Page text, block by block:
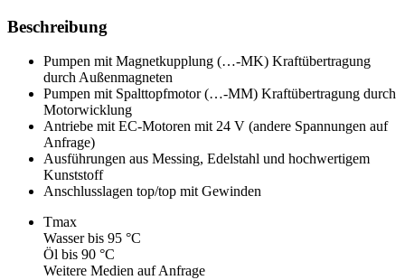
Beschreibung
Pumpen mit Magnetkupplung (…-MK) Kraftübertragung
durch Außenmagneten
Pumpen mit Spalttopfmotor (…-MM) Kraftübertragung durch
Motorwicklung
Antriebe mit EC-Motoren mit 24 V (andere Spannungen auf
Anfrage)
Ausführungen aus Messing, Edelstahl und hochwertigem
Kunststoff
Anschlusslagen top/top mit Gewinden
Tmax
Wasser bis 95 °C
Öl bis 90 °C
Weitere Medien auf Anfrage